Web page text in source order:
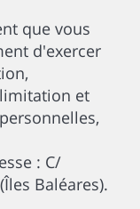
que vous
d'exercer
et
: C/
Baléares).